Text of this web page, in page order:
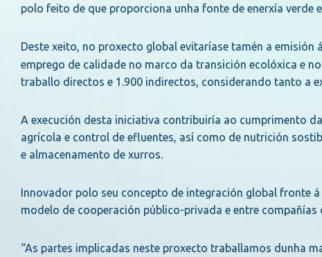
polo feito de que proporciona unha fonte de enerxía verde
Deste xeito, no proxecto global evitaríase tamén a emisión
emprego de calidade no marco da transición ecolóxica e
traballo directos e 1.900 indirectos, considerando tanto a
A execución desta iniciativa contribuiría ao cumprimento
agrícola e control de efluentes, así como de nutrición
e almacenamento de xurros.
Innovador polo seu concepto de integración global fronte
modelo de cooperación público-privada e entre
“As partes implicadas neste proxecto traballamos dunha